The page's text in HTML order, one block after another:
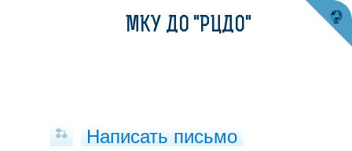
МКУ ДО "РЦДО"
Написать письмо